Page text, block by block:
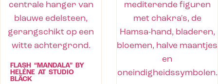
FLASH “MANDALA” BY
HELÉNE AT STUDIO
BLÄCK